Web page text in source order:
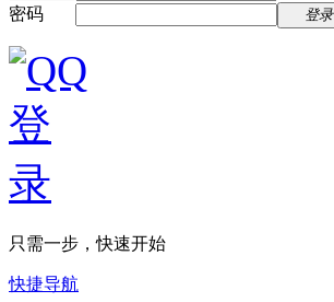
密码
登录
只需一步，快速开始
快捷导航